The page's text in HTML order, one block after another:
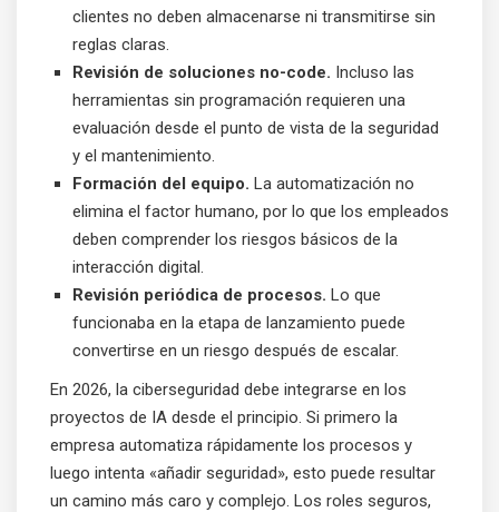
clientes no deben almacenarse ni transmitirse sin
reglas claras.
Revisión de soluciones no-code. Incluso las
herramientas sin programación requieren una
evaluación desde el punto de vista de la seguridad
y el mantenimiento.
Formación del equipo. La automatización no
elimina el factor humano, por lo que los empleados
deben comprender los riesgos básicos de la
interacción digital.
Revisión periódica de procesos. Lo que
funcionaba en la etapa de lanzamiento puede
convertirse en un riesgo después de escalar.
En 2026, la ciberseguridad debe integrarse en los
proyectos de IA desde el principio. Si primero la
empresa automatiza rápidamente los procesos y
luego intenta «añadir seguridad», esto puede resultar
un camino más caro y complejo. Los roles seguros,